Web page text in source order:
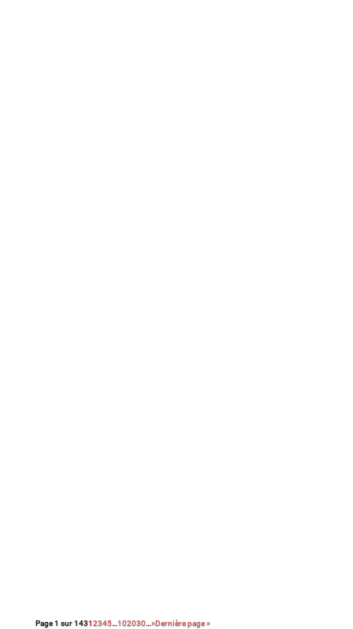
Page 1 sur 14312345…102030…»Dernière page »